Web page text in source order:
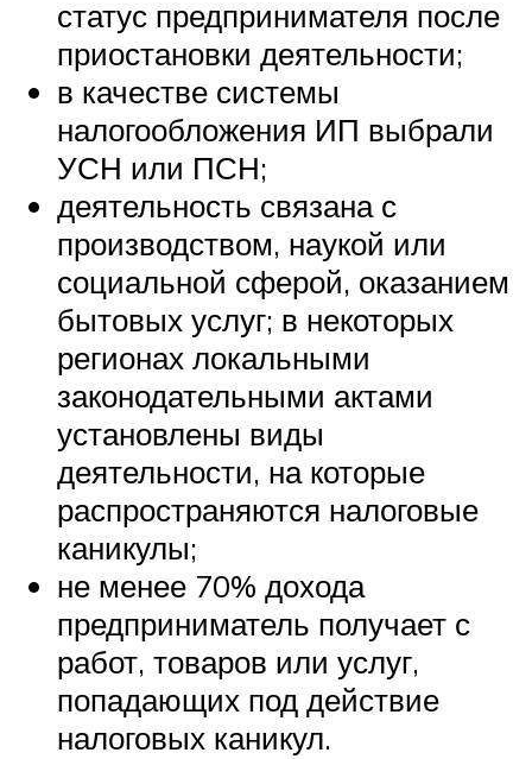
статус предпринимателя после
приостановки деятельности;
в качестве системы
налогообложения ИП выбрали
УСН или ПСН;
деятельность связана с
производством, наукой или
социальной сферой, оказанием
бытовых услуг; в некоторых
регионах локальными
законодательными актами
установлены виды
деятельности, на которые
распространяются налоговые
каникулы;
не менее 70% дохода
предприниматель получает с
работ, товаров или услуг,
попадающих под действие
налоговых каникул.